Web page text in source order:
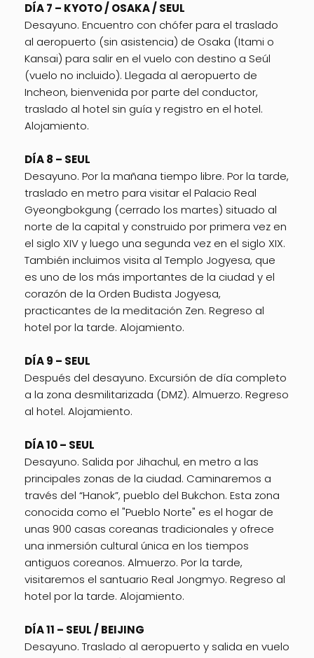
DÍA 7 – KYOTO / OSAKA / SEUL
Desayuno. Encuentro con chófer para el traslado
al aeropuerto (sin asistencia) de Osaka (Itami o
Kansai) para salir en el vuelo con destino a Seúl
(vuelo no incluido). Llegada al aeropuerto de
Incheon, bienvenida por parte del conductor,
traslado al hotel sin guía y registro en el hotel.
Alojamiento.
DÍA 8 – SEUL
Desayuno. Por la mañana tiempo libre. Por la tarde,
traslado en metro para visitar el Palacio Real
Gyeongbokgung (cerrado los martes) situado al
norte de la capital y construido por primera vez en
el siglo XIV y luego una segunda vez en el siglo XIX.
También incluimos visita al Templo Jogyesa, que
es uno de los más importantes de la ciudad y el
corazón de la Orden Budista Jogyesa,
practicantes de la meditación Zen. Regreso al
hotel por la tarde. Alojamiento.
DÍA 9 – SEUL
Después del desayuno. Excursión de día completo
a la zona desmilitarizada (DMZ). Almuerzo. Regreso
al hotel. Alojamiento.
DÍA 10 – SEUL
Desayuno. Salida por Jihachul, en metro a las
principales zonas de la ciudad. Caminaremos a
través del “Hanok”, pueblo del Bukchon. Esta zona
conocida como el "Pueblo Norte" es el hogar de
unas 900 casas coreanas tradicionales y ofrece
una inmersión cultural única en los tiempos
antiguos coreanos. Almuerzo. Por la tarde,
visitaremos el santuario Real Jongmyo. Regreso al
hotel por la tarde. Alojamiento.
DÍA 11 – SEUL / BEIJING
Desayuno. Traslado al aeropuerto y salida en vuelo